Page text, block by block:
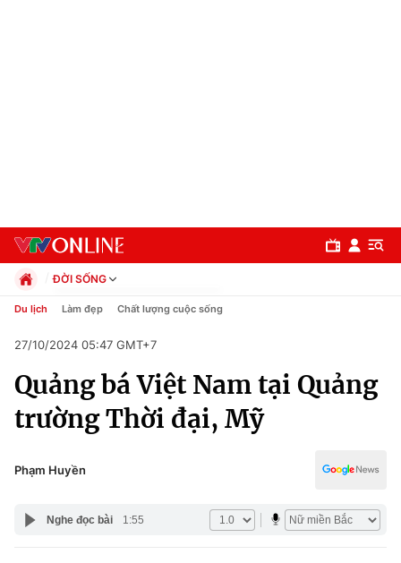
Chuyên mục
Chính trị
Pháp luật
ĐỜI SỐNG
Chính trị
Pháp luật
Kinh tế
Thể thao
Truyền hình
Y tế
Công nghệ
Du lịch Làm đẹp Chất lượng cuộc sống
27/10/2024 05:47 GMT+7
Quảng bá Việt Nam tại Quảng
trường Thời đại, Mỹ
Phạm Huyền
Nghe đọc bài 1:55